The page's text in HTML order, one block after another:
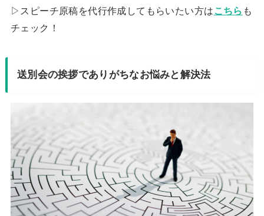
▷スピーチ原稿を代行作成してもらいたい方は こちら も
チェック！
送別会の挨拶でありがちなお悩みと解決法